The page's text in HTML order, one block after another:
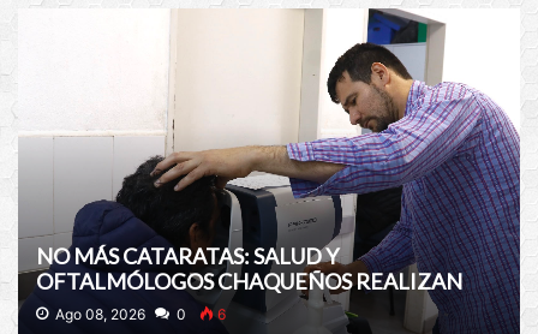
NO MÁS CATARATAS: SALUD Y
OFTALMÓLOGOS CHAQUEÑOS REALIZAN
PESQUISAS GRATUITAS Y PROGRAMAN
Ago 08, 2026 0 6